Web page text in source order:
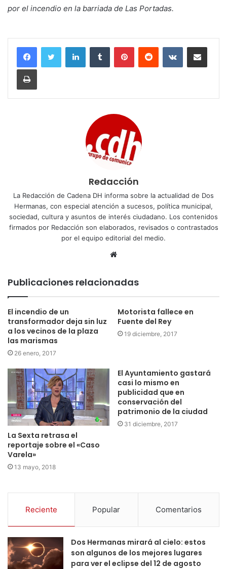
por el incendio en la barriada de Las Portadas.
LinkedInTumblr PinterestReddit VKontakteCompartir por
Imprimir
Redacción
La Redacción de Cadena DH informa sobre la actualidad de Dos
Hermanas, con especial atención a sucesos, política municipal,
sociedad, cultura y asuntos de interés ciudadano. Los contenidos
firmados por Redacción son elaborados, revisados o contrastados
por el equipo editorial del medio.
Sitio
Publicaciones relacionadas
El incendio de un
transformador deja sin luz
a los vecinos de la plaza
las marismas
26 enero, 2017
Motorista fallece en
Fuente del Rey
19 diciembre, 2017
La Sexta retrasa el
reportaje sobre el «Caso
Varela»
13 mayo, 2018
El Ayuntamiento gastará
casi lo mismo en
publicidad que en
conservación del
patrimonio de la ciudad
31 diciembre, 2017
Reciente Popular Comentarios
Dos Hermanas mirará al cielo: estos
son algunos de los mejores lugares
para ver el eclipse del 12 de agosto